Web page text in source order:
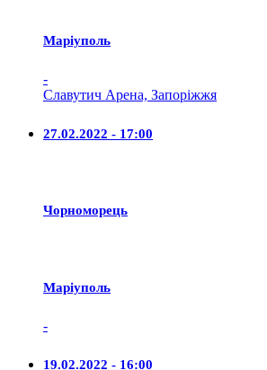
Маріуполь
-
Славутич Арена, Запоріжжя
27.02.2022 - 17:00
Чорноморець
Маріуполь
-
19.02.2022 - 16:00